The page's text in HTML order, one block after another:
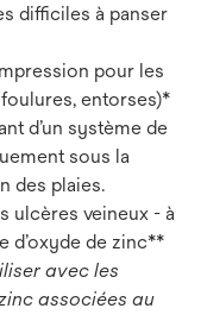
difficiles à panser
pour les
entorses)*
d’un système de
sous la
des plaies.
ulcères veineux - à
d’oxyde de zinc**
avec les
associées au